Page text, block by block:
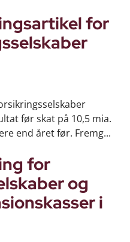
for
før skat på 10,5 mia.
end året før. Fremg...
for
og
i